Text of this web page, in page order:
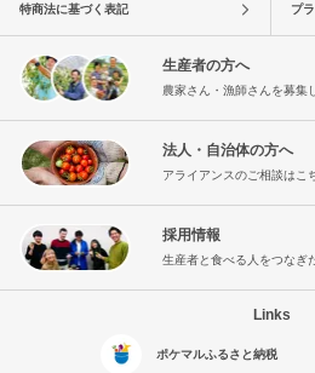
特商法に基づく表記 プ
生産者の方へ
農家さん・漁師さんを募集
法人・自治体の方へ
アライアンスのご相談はこ
採用情報
生産者と食べる人をつなぎ
Links
ポケマルふるさと納税